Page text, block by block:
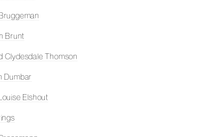
Brunt
Clydesdale Thomson
Dumbar
Elshout